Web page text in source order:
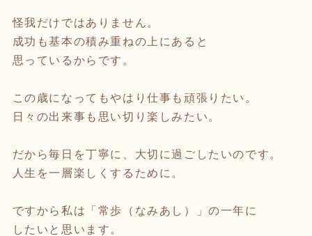
怪我だけではありません。
成功も基本の積み重ねの上にあると
思っているからです。
この歳になってもやはり仕事も頑張りたい。
日々の出来事も思い切り楽しみたい。
だから毎日を丁寧に、大切に過ごしたいのです。
人生を一層楽しくするために。
ですから私は「常歩（なみあし）」の一年に
したいと思います。